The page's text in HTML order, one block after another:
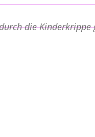
die Kinderkrippe